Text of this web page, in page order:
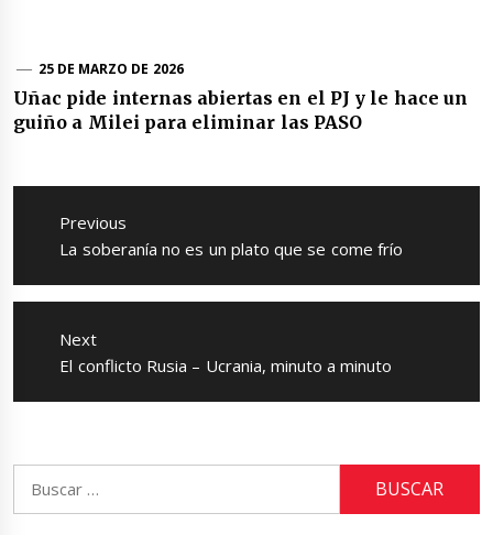
25 DE MARZO DE 2026
Uñac pide internas abiertas en el PJ y le hace un
guiño a Milei para eliminar las PASO
Navegación
entradas
Previous
Previous
La soberanía no es un plato que se come frío
Next
Next
El conflicto Rusia – Ucrania, minuto a minuto